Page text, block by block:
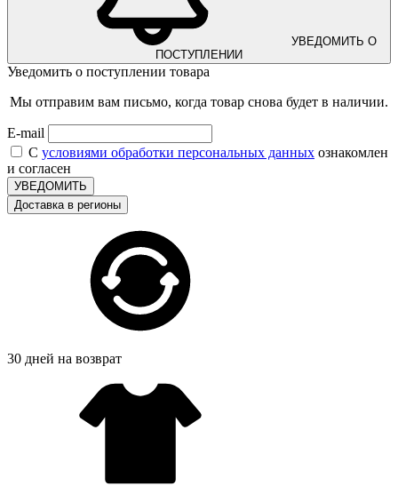
УВЕДОМИТЬ О
ПОСТУПЛЕНИИ
Уведомить о поступлении товара
Мы отправим вам письмо, когда товар снова будет в наличии.
E-mail
С условиями обработки персональных данных ознакомлен
и согласен
УВЕДОМИТЬ
Доставка в регионы
30 дней на возврат